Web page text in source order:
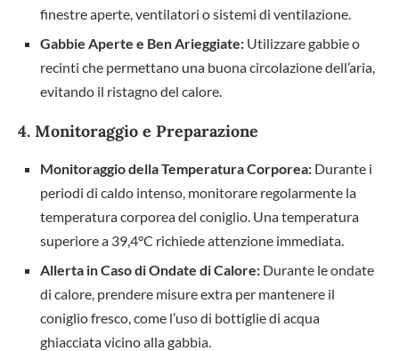
finestre aperte, ventilatori o sistemi di ventilazione.
Gabbie Aperte e Ben Arieggiate: Utilizzare gabbie o
recinti che permettano una buona circolazione dell’aria,
evitando il ristagno del calore.
4. Monitoraggio e Preparazione
Monitoraggio della Temperatura Corporea: Durante i
periodi di caldo intenso, monitorare regolarmente la
temperatura corporea del coniglio. Una temperatura
superiore a 39,4°C richiede attenzione immediata.
Allerta in Caso di Ondate di Calore: Durante le ondate
di calore, prendere misure extra per mantenere il
coniglio fresco, come l’uso di bottiglie di acqua
ghiacciata vicino alla gabbia.